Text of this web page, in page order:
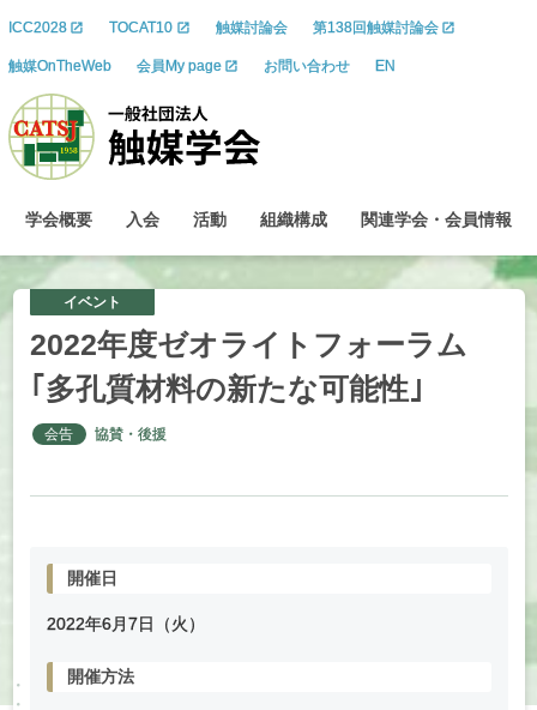
ICC2028 TOCAT10 触媒討論会 第138回触媒討論会
触媒OnTheWeb 会員My page お問い合わせ EN
学会概要 入会 活動 組織構成 関連学会 ・ 会員情報
イベント
2022年度ゼオライトフォーラム
｢ 多孔質材料の新たな可能性｣
会告 協賛・後援
開催日
2022年6月7日（火）
開催方法